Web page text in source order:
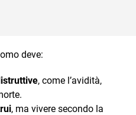
deve:
, come l’avidità,
, ma vivere secondo la